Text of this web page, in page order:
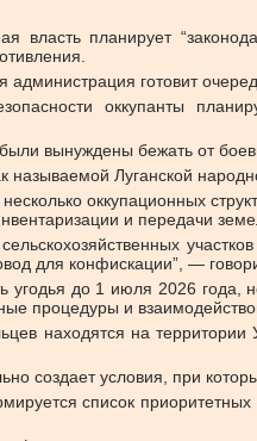
власть планирует
готовит
оккупанты
вынуждены бежать от
называемой Луганской
оккупационных
и передачи
сельскохозяйственных
для конфискации”, —
до 1 июля 2026 года,
процедуры и
находятся на
создает условия, при
список